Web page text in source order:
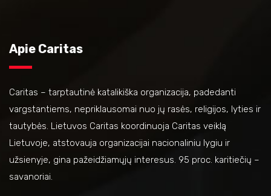
Apie Caritas
Caritas – tarptautinė katalikiška organizacija, padedanti
vargstantiems, nepriklausomai nuo jų rasės, religijos, lyties ir
tautybės. Lietuvos Caritas koordinuoja Caritas veiklą
Lietuvoje, atstovauja organizacijai nacionaliniu lygiu ir
užsienyje, gina pažeidžiamųjų interesus. 95 proc. karitiečių –
savanoriai.